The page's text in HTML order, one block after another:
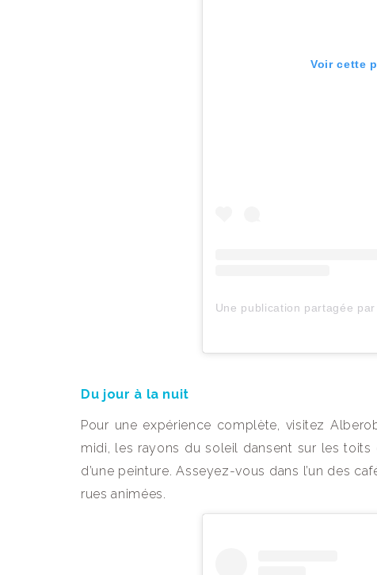
Voir cette
Du jour à la nuit
Pour une expérience complète, visitez
midi, les rayons du soleil dansent sur les
d’une peinture. Asseyez-vous dans l’un des
rues animées.